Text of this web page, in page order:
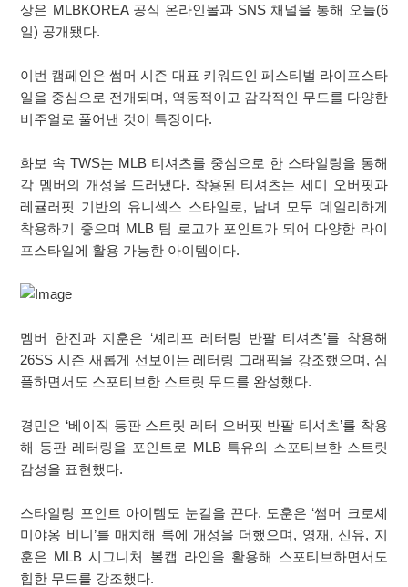
상은 MLBKOREA 공식 온라인몰과 SNS 채널을 통해 오늘(6
일) 공개됐다.
이번 캠페인은 썸머 시즌 대표 키워드인 페스티벌 라이프스타
일을 중심으로 전개되며, 역동적이고 감각적인 무드를 다양한
비주얼로 풀어낸 것이 특징이다.
화보 속 TWS는 MLB 티셔츠를 중심으로 한 스타일링을 통해
각 멤버의 개성을 드러냈다. 착용된 티셔츠는 세미 오버핏과
레귤러핏 기반의 유니섹스 스타일로, 남녀 모두 데일리하게
착용하기 좋으며 MLB 팀 로고가 포인트가 되어 다양한 라이
프스타일에 활용 가능한 아이템이다.
멤버 한진과 지훈은 ‘셰리프 레터링 반팔 티셔츠’를 착용해
26SS 시즌 새롭게 선보이는 레터링 그래픽을 강조했으며, 심
플하면서도 스포티브한 스트릿 무드를 완성했다.
경민은 ‘베이직 등판 스트릿 레터 오버핏 반팔 티셔츠’를 착용
해 등판 레터링을 포인트로 MLB 특유의 스포티브한 스트릿
감성을 표현했다.
스타일링 포인트 아이템도 눈길을 끈다. 도훈은 ‘썸머 크로셰
미야옹 비니’를 매치해 룩에 개성을 더했으며, 영재, 신유, 지
훈은 MLB 시그니처 볼캡 라인을 활용해 스포티브하면서도
힙한 무드를 강조했다.